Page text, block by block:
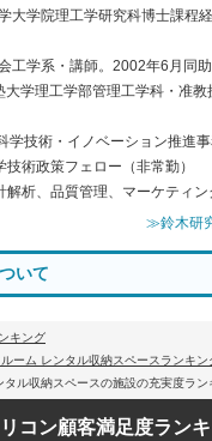
大学院理工学研究科博士課程
工学系・講師。2002年6月同助
学理工学部管理工学科・准
学技術・イノベーション推進
術政策フェロー（非常勤）
析、品質管理、マーケティン
≫鈴木研
いて
キング
ーム レンタル収納スペースランキン
タル収納スペースの施設の充実度ラ
コン顧客満足度ラン